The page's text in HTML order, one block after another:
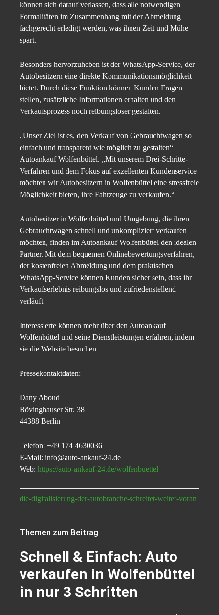
können sich darauf verlassen, dass alle notwendigen
Formalitäten im Zusammenhang mit der Abmeldung
fachgerecht erledigt werden, was ihnen Zeit und Mühe
spart.
Besonders hervorzuheben ist der WhatsApp-Service, der
Autobesitzern eine direkte Kommunikationsmöglichkeit
bietet. Durch diese Funktion können Kunden Fragen
stellen, zusätzliche Informationen erhalten und den
Verkaufsprozess noch reibungsloser gestalten.
„Unser Ziel ist es, den Verkauf von Gebrauchtwagen so
einfach und transparent wie möglich zu gestalten“
Autoankauf Wolfenbüttel. „Mit unserem Drei-Schritte-
Verfahren und dem Fokus auf exzellenten Kundenservice
möchten wir Autobesitzern in Wolfenbüttel eine stressfreie
Möglichkeit bieten, ihre Fahrzeuge zu verkaufen.“
Autobesitzer in Wolfenbüttel und Umgebung, die ihren
Gebrauchtwagen schnell und unkompliziert verkaufen
möchten, finden im Autoankauf Wolfenbüttel den idealen
Partner. Mit dem bequemen Onlinebewertungsverfahren,
der kostenfreien Abmeldung und dem praktischen
WhatsApp-Service können Kunden sicher sein, dass ihr
Verkaufserlebnis reibungslos und zufriedenstellend
verläuft.
Interessierte können mehr über den Autoankauf
Wolfenbüttel und seine Dienstleistungen erfahren, indem
sie die Website besuchen.
Pressekontaktdaten:
Dany Aboud
Bövinghauser Str. 38
44388 Berlin
Telefon: +49 174 4630036
E-Mail: info@auto-ankauf-24.de
Web: https://auto-ankauf-24.de/wolfenbuettel
die-digitalisierung-der-autobranche-schreitet-weiter-voran
Themen zum Beitrag
Schnell & Einfach: Auto
verkaufen in Wolfenbüttel
in nur 3 Schritten